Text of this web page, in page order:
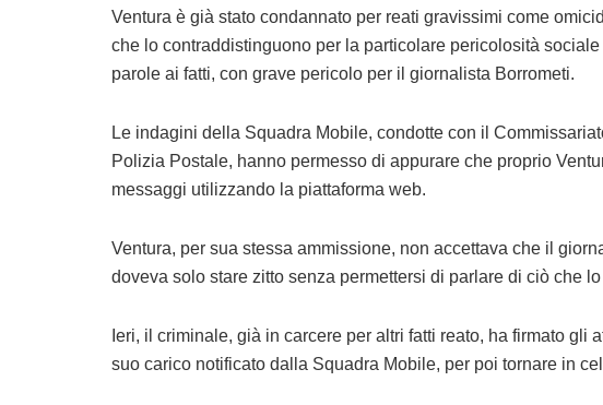
Ventura è già stato condannato per reati gravissimi come
che lo contraddistinguono per la particolare pericolosità
parole ai fatti, con grave pericolo per il giornalista Borrometi.
Le indagini della Squadra Mobile, condotte con il
Polizia Postale, hanno permesso di appurare che proprio
messaggi utilizzando la piattaforma web.
Ventura, per sua stessa ammissione, non accettava che il
doveva solo stare zitto senza permettersi di parlare di ciò che
Ieri, il criminale, già in carcere per altri fatti reato, ha firmato gli
suo carico notificato dalla Squadra Mobile, per poi tornare in